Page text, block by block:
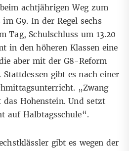
achtjährigen Weg zum
G9. In der Regel sechs
Tag, Schulschluss um 13.20
in den höheren Klassen eine
aber mit der G8-Reform
gibt es nach einer
„Zwang
Hohenstein. Und setzt
auf Halbtagsschule“.
gibt es wegen der